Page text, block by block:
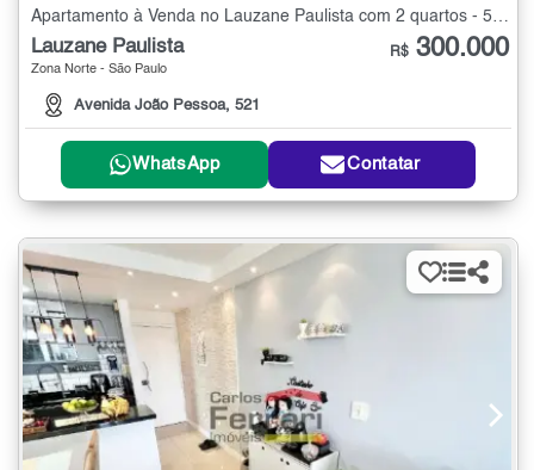
Apartamento à Venda no Lauzane Paulista com 2 quartos - 52 m²
Lauzane Paulista
Zona Norte - São Paulo
Avenida João Pessoa, 521
R$ 300.000
WhatsApp Contatar